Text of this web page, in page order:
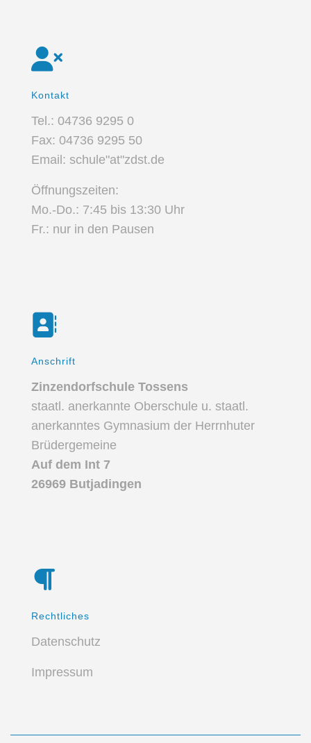
Kontakt
Tel.: 04736 9295 0
Fax: 04736 9295 50
Email: schule"at"zdst.de
Öffnungszeiten:
Mo.-Do.: 7:45 bis 13:30 Uhr
Fr.: nur in den Pausen
Anschrift
Zinzendorfschule Tossens
staatl. anerkannte Oberschule u. staatl.
anerkanntes Gymnasium der Herrnhuter
Brüdergemeine
Auf dem Int 7
26969 Butjadingen
Rechtliches
Datenschutz
Impressum